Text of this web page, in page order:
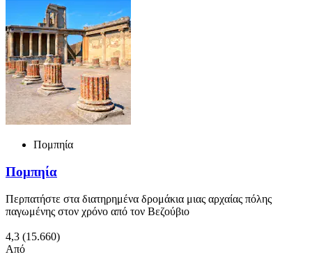
Πομπηία
Πομπηία
Περπατήστε στα διατηρημένα δρομάκια μιας αρχαίας πόλης
παγωμένης στον χρόνο από τον Βεζούβιο
4,3 (15.660)
Από